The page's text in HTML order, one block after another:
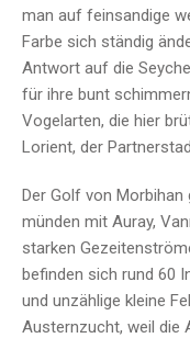
man auf feinsandige
Farbe sich ständig
Antwort auf die
für ihre bunt
Vogelarten, die hier
Lorient, der
Der Golf von
münden mit Auray,
starken
befinden sich rund 60
und unzählige kleine
Austernzucht, weil die